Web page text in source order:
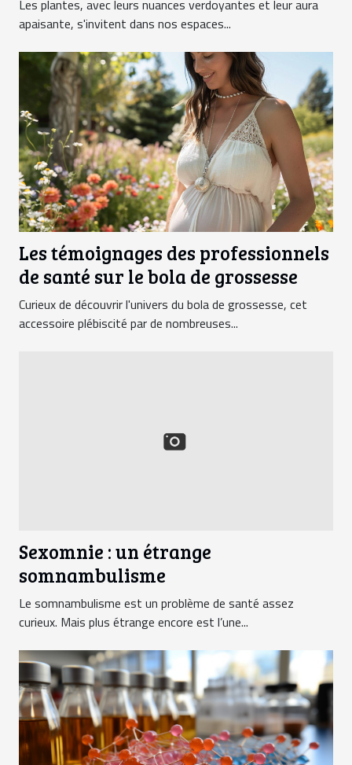
Les plantes, avec leurs nuances verdoyantes et leur aura
apaisante, s'invitent dans nos espaces...
Les témoignages des professionnels
de santé sur le bola de grossesse
Curieux de découvrir l'univers du bola de grossesse, cet
accessoire plébiscité par de nombreuses...
Sexomnie : un étrange
somnambulisme
Le somnambulisme est un problème de santé assez
curieux. Mais plus étrange encore est l’une...